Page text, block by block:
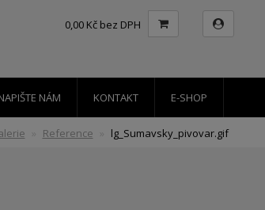
0,00 Kč bez DPH
NÁM KONTAKT E-SHOP
Reference lg_Sumavsky_pivovar.gif